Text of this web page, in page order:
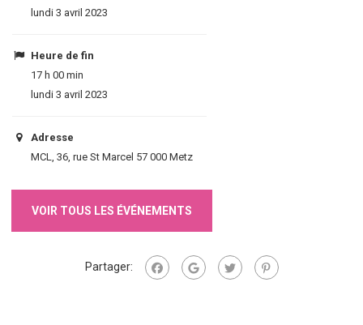
lundi 3 avril 2023
Heure de fin
17 h 00 min
lundi 3 avril 2023
Adresse
MCL, 36, rue St Marcel 57 000 Metz
VOIR TOUS LES ÉVÉNEMENTS
Partager: